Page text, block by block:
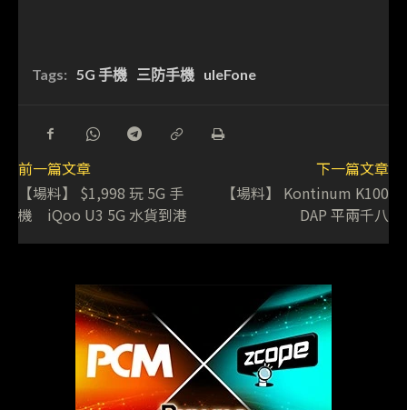
Tags: 5G 手機 三防手機 uleFone
前一篇文章
【場料】 $1,998 玩 5G 手
機 iQoo U3 5G 水貨到港
下一篇文章
【場料】 Kontinum K100
DAP 平兩千八